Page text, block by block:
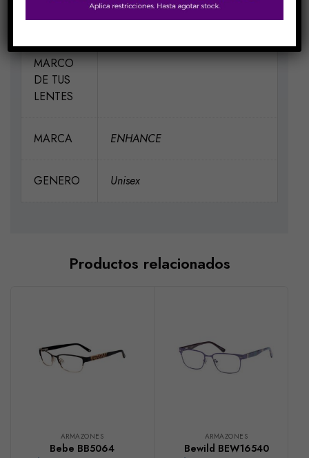
PARA EL
MARCO
DE TUS
LENTES
NEGRO MBLK CRYSTAL
MARCA ENHANCE
GENERO Unisex
Productos relacionados
ARMAZONES
Bebe BB5064
ARMAZONES
Bewild BEW16540